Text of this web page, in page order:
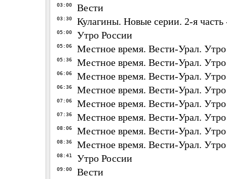
03:00 Вести
03:30 Кулагины. Новые серии. 2-я
05:00 Утро России
05:06 Местное время. Вести-Урал. Утро
05:36 Местное время. Вести-Урал. Утро
06:06 Местное время. Вести-Урал. Утро
06:36 Местное время. Вести-Урал. Утро
07:06 Местное время. Вести-Урал. Утро
07:36 Местное время. Вести-Урал. Утро
08:06 Местное время. Вести-Урал. Утро
08:36 Местное время. Вести-Урал. Утро
08:41 Утро России
09:00 Вести